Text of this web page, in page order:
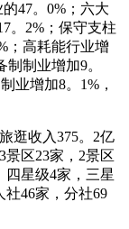
47。0%；六大
。2%；保守支柱
；高耗能行业增
制业增加9。
业增加8。1%，
逛收入375。2亿
景区23家，2景区
四星级4家，三星
社46家，分社69